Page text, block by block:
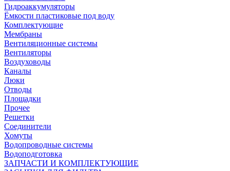
Гидроаккумуляторы
Ёмкости пластиковые под воду
Комплектующие
Мембраны
Вентиляционные системы
Вентиляторы
Воздуховоды
Каналы
Люки
Отводы
Площадки
Прочее
Решетки
Соединители
Хомуты
Водопроводные системы
Водоподготовка
ЗАПЧАСТИ И КОМПЛЕКТУЮЩИЕ